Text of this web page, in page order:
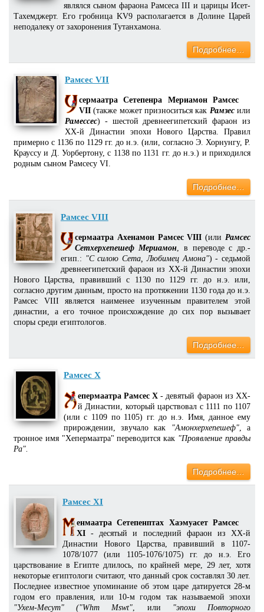
являлся сыном фараона Рамсеса III и царицы Исет-
Тахемджерт. Его гробница KV9 располагается в Долине Царей
неподалеку от захоронения Тутанхамона.
Подробнее…
Рамсес VII
сермаатра Сетепенра Мериамон Рамсес
VII(также может призноситься как Рамзесили
Рамессес) - шестой древнеегипетский фараон из
XX-й Династии эпохи Нового Царства. Правил
примерно с 1136 по 1129 гг. до н.э. (или, согласно Э. Хорнунгу, Р.
Крауссу и Д. Уорбертону, с 1138 по 1131 гг. до н.э.) и приходился
родным сыном Рамсесу VI.
Подробнее…
Рамсес VIII
сермаатра Ахенамон Рамсес VIII (илиРамсес
Сетхерхепешеф Мериамон, в переводе с др.-
егип.: "С силою Сета, Любимец Амона") - седьмой
древнеегипетский фараон из XX-й Династии эпохи
Нового Царства, правивший с 1130 по 1129 гг. до н.э. или,
согласно другим данным, просто на протяжении 1130 года до н.э.
Рамсес VIII является наименее изученным правителем этой
династии, а его точное происхождение до сих пор вызывает
споры среди египтологов.
Подробнее…
Рамсес X
епермаатра Рамсес X - девятый фараон из XX-
й Династии, который царствовал с 1111 по 1107
(или с 1109 по 1105) гг. до н.э. Имя, данное ему
прирождении, звучало как "Амонхерхепешеф", а
тронное имя "Хепермаатра" переводится как "Проявление правды
Ра".
Подробнее…
Рамсес XI
енмаатра Сетепенптах Хаэмуасет Рамсес
XI- десятый и последний фараон из XX-й
Династии Нового Царства, правивший в 1107-
1078/1077 (или 1105-1076/1075) гг. до н.э. Его
царствование в Египте длилось, по крайней мере, 29 лет, хотя
некоторые египтологи считают, что данный срок составлял 30 лет.
Последнее известное упоминание об этом царе датируется 28-м
годом его правления, или 10-м годом так называемой эпохи
"Ухем-Месут" ("Whm Mswt" , или "эпохи Повторного